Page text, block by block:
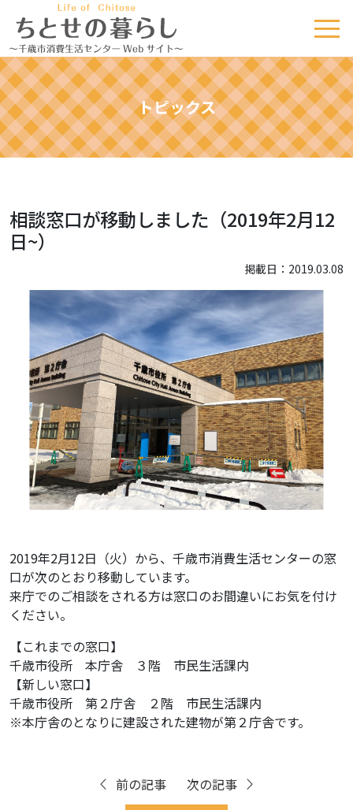
トピックス
相談窓口が移動しました（2019年2月12
日~）
掲載日：2019.03.08
2019年2月12日（火）から、千歳市消費生活センターの窓
口が次のとおり移動しています。
来庁でのご相談をされる方は窓口のお間違いにお気を付け
ください。
【これまでの窓口】
千歳市役所 本庁舎 ３階 市民生活課内
【新しい窓口】
千歳市役所 第２庁舎 ２階 市民生活課内
※本庁舎のとなりに建設された建物が第２庁舎です。
前の記事
次の記事